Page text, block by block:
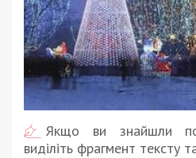
Якщо ви знайшли
виділіть фрагмент тексту